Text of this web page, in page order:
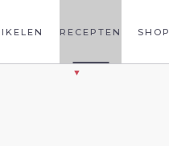
RECEPTEN SHOP